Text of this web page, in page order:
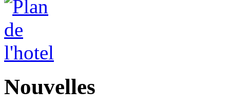
Nouvelles